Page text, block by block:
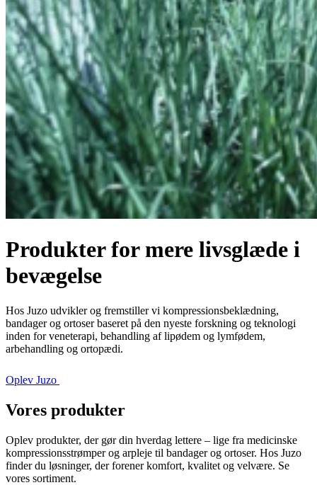
Produkter for mere livsglæde i
bevægelse
Hos Juzo udvikler og fremstiller vi kompressionsbeklædning,
bandager og ortoser baseret på den nyeste forskning og teknologi
inden for veneterapi, behandling af lipødem og lymfødem,
arbehandling og ortopædi.
Oplev Juzo
Vores produkter
Oplev produkter, der gør din hverdag lettere – lige fra medicinske
kompressionsstrømper og arpleje til bandager og ortoser. Hos Juzo
finder du løsninger, der forener komfort, kvalitet og velvære. Se
vores sortiment.